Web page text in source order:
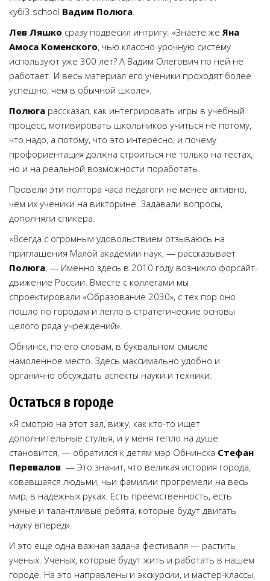
кубi3.school Вадим Полюга
Лев Ляшко сразу подвесил интригу: «Знаете же Яна
Амоса Коменского, чью классно-урочную систему
используют уже 300 лет? А Вадим Олегович по ней не
работает. И весь материал его ученики проходят более
успешно, чем в обычной школе».
Полюга рассказал, как интегрировать игры в учебный
процесс, мотивировать школьников учиться не потому,
что надо, а потому, что это интересно, и почему
профориентация должна строиться не только на тестах,
но и на реальной возможности поработать.
Провели эти полтора часа педагоги не менее активно,
чем их ученики на викторине. Задавали вопросы,
дополняли спикера.
«Всегда с огромным удовольствием отзываюсь на
приглашения Малой академии наук, — рассказывает
Полюга, — Именно здесь в 2010 году возникло форсайт-
движение России. Вместе с коллегами мы
спроектировали «Образование 2030», с тех пор оно
пошло по городам и легло в стратегические основы
целого ряда учреждений».
Обнинск, по его словам, в буквальном смысле
намоленное место. Здесь максимально удобно и
органично обсуждать аспекты науки и техники.
Остаться в городе
«Я смотрю на этот зал, вижу, как кто-то ищет
дополнительные стулья, и у меня тепло на душе
становится, — обратился к детям мэр Обнинска Стефан
Перевалов . — Это значит, что великая история города,
ковавшаяся людьми, чьи фамилии прогремели на весь
мир, в надежных руках. Есть преемственность, есть
умные и талантливые ребята, которые будут двигать
науку вперед».
И это еще одна важная задача фестиваля — растить
ученых. Ученых, которые будут жить и работать в нашем
городе. На это направлены и экскурсии, и мастер-классы,